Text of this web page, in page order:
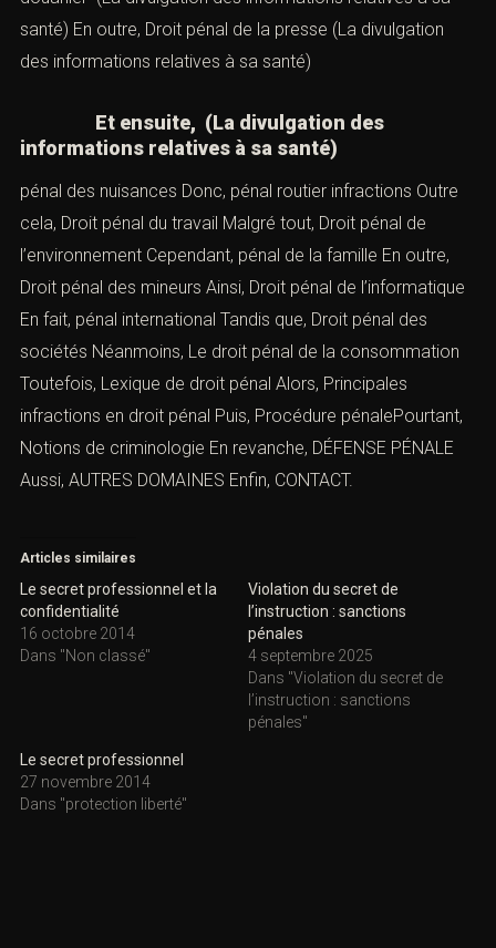
santé) En outre, Droit pénal de la presse (La divulgation
des informations relatives à sa santé)
Et ensuite, (La divulgation des
informations relatives à sa santé)
pénal des nuisances Donc, pénal routier infractions Outre
cela, Droit pénal du travail Malgré tout, Droit pénal de
l’environnement Cependant, pénal de la famille En outre,
Droit pénal des mineurs Ainsi, Droit pénal de l’informatique
En fait, pénal international Tandis que, Droit pénal des
sociétés Néanmoins, Le droit pénal de la consommation
Toutefois, Lexique de droit pénal Alors, Principales
infractions en droit pénal Puis, Procédure pénalePourtant,
Notions de criminologie En revanche, DÉFENSE PÉNALE
Aussi, AUTRES DOMAINES Enfin, CONTACT.
Articles similaires
Le secret professionnel et la
confidentialité
16 octobre 2014
Dans "Non classé"
Violation du secret de
l’instruction : sanctions
pénales
4 septembre 2025
Dans "Violation du secret de
l’instruction : sanctions
pénales"
Le secret professionnel
27 novembre 2014
Dans "protection liberté"